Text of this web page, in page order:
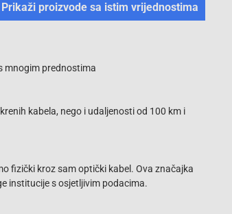
Prikaži proizvode sa istim vrijednostima
mnogim prednostima
kabela, nego i udaljenosti od 100 km i
fizički kroz sam optički kabel. Ova značajka
institucije s osjetljivim podacima.